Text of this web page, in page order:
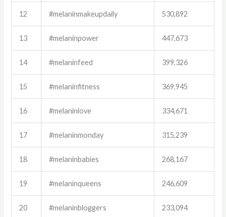
12 #melaninmakeupdaily 530,892
13 #melaninpower 447,673
14 #melaninfeed 399,326
15 #melaninfitness 369,945
16 #melaninlove 334,671
17 #melaninmonday 315,239
18 #melaninbabies 268,167
19 #melaninqueens 246,609
20 #melaninbloggers 233,094